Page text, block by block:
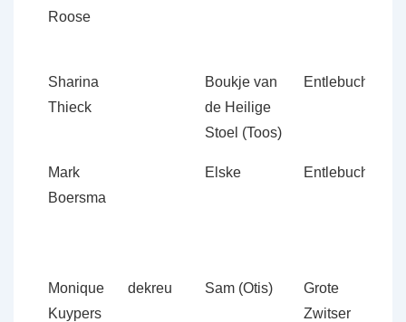
Roose
Sharina
Thieck
Boukje van
de Heilige
Stoel (Toos)
Entlebucher
Mark
Boersma
Elske Entlebucher
Monique
Kuypers
dekreu Sam (Otis)
Grote
Zwitser